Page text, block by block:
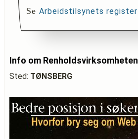
Se Arbeidstilsynets register
Info om Renholdsvirksomheten
Sted: TØNSBERG